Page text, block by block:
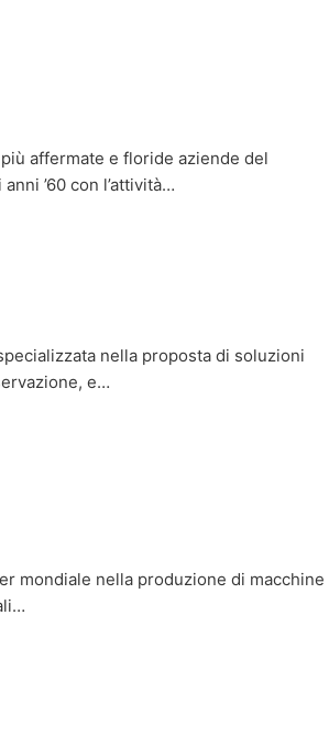
affermate e floride aziende del
’60 con l’attività…
nella proposta di soluzioni
e…
mondiale nella produzione di macchine